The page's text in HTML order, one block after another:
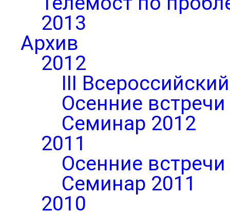
2013
Архив
2012
III
Осенние
Семинар 2012
2011
Осенние
Семинар 2011
2010